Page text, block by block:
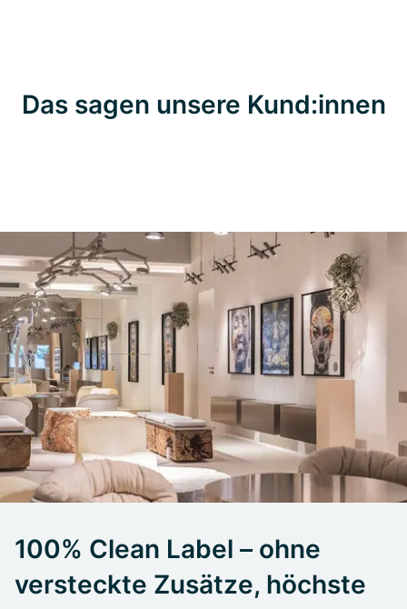
Das sagen unsere Kund:innen
100% Clean Label – ohne
versteckte Zusätze, höchste